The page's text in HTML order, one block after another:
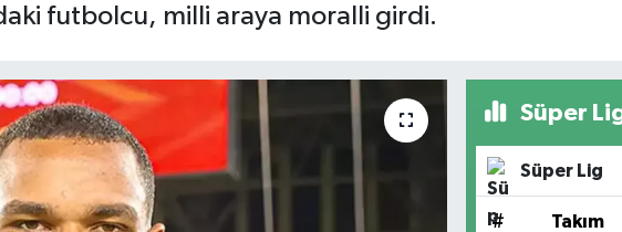
futbolcu, milli araya moralli girdi.
Süper
Süper Lig
# Takım